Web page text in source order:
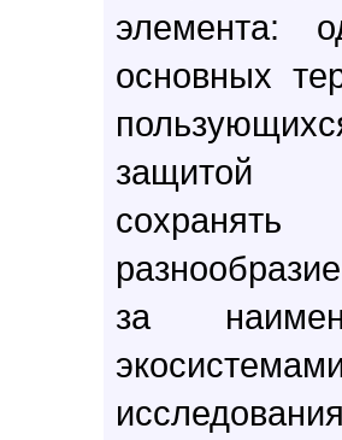
элемента:
основных
защитой
за